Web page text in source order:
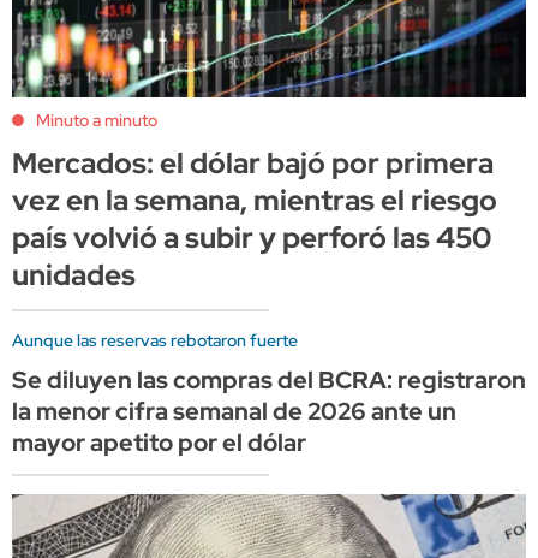
Minuto a minuto
Mercados: el dólar bajó por primera
vez en la semana, mientras el riesgo
país volvió a subir y perforó las 450
unidades
Aunque las reservas rebotaron fuerte
Se diluyen las compras del BCRA: registraron
la menor cifra semanal de 2026 ante un
mayor apetito por el dólar